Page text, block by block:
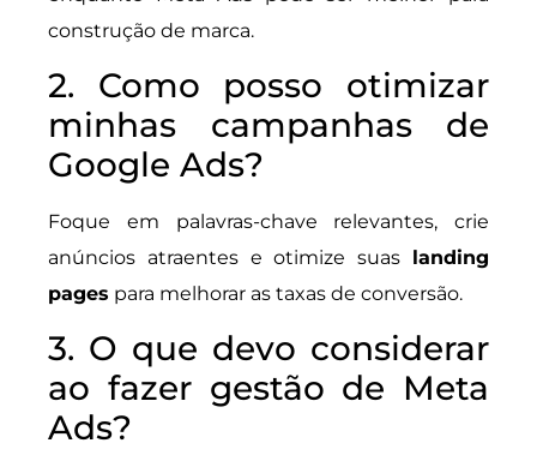
construção de marca.
2. Como posso otimizar
minhas campanhas de
Google Ads?
Foque em palavras-chave relevantes, crie
anúncios atraentes e otimize suas landing
pages para melhorar as taxas de conversão.
3. O que devo considerar
ao fazer gestão de Meta
Ads?